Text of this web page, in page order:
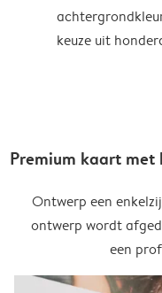
keuze uit
Premium kaart
Ontwerp een
ontwerp wordt
een